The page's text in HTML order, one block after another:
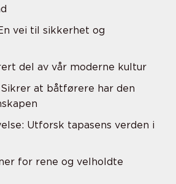
vei til sikkerhet og
del av vår moderne kultur
at båtførere har den
Utforsk tapasens verden i
for rene og velholdte